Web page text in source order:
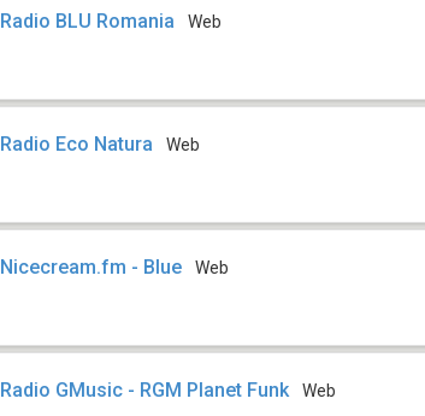
Radio BLU Romania Web
Radio Eco Natura Web
Nicecream.fm - Blue Web
Radio GMusic - RGM Planet Funk Web